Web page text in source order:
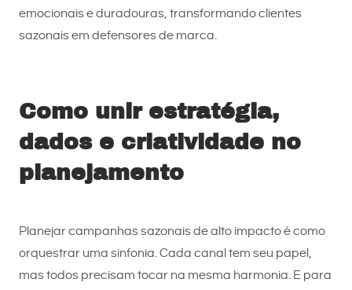
emocionais e duradouras, transformando clientes
sazonais em defensores de marca.
Como unir estratégia,
dados e criatividade no
planejamento
Planejar campanhas sazonais de alto impacto é como
orquestrar uma sinfonia. Cada canal tem seu papel,
mas todos precisam tocar na mesma harmonia. E para